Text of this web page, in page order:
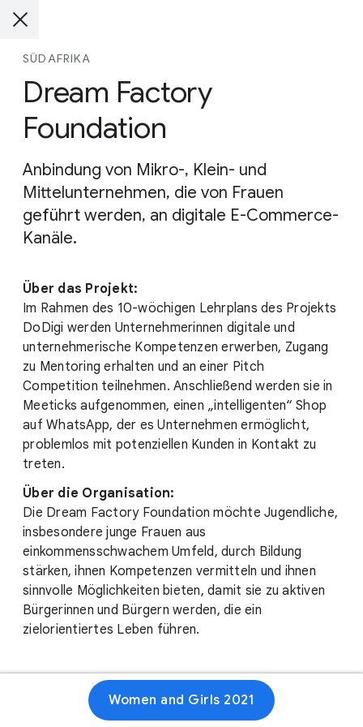
SÜDAFRIKA
Dream Factory
Foundation
Anbindung von Mikro-, Klein- und
Mittelunternehmen, die von Frauen
geführt werden, an digitale E-Commerce-
Kanäle.
Über das Projekt:
Im Rahmen des 10-wöchigen Lehrplans des Projekts
DoDigi werden Unternehmerinnen digitale und
unternehmerische Kompetenzen erwerben, Zugang
zu Mentoring erhalten und an einer Pitch
Competition teilnehmen. Anschließend werden sie in
Meeticks aufgenommen, einen „intelligenten“ Shop
auf WhatsApp, der es Unternehmen ermöglicht,
problemlos mit potenziellen Kunden in Kontakt zu
treten.
Über die Organisation:
Die Dream Factory Foundation möchte Jugendliche,
insbesondere junge Frauen aus
einkommensschwachem Umfeld, durch Bildung
stärken, ihnen Kompetenzen vermitteln und ihnen
sinnvolle Möglichkeiten bieten, damit sie zu aktiven
Bürgerinnen und Bürgern werden, die ein
zielorientiertes Leben führen.
Women and Girls 2021